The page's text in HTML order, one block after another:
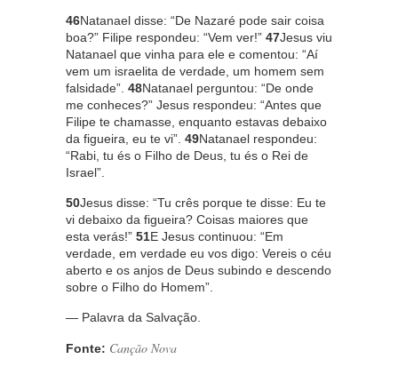
46Natanael disse: “De Nazaré pode sair coisa
boa?” Filipe respondeu: “Vem ver!” 47Jesus viu
Natanael que vinha para ele e comentou: “Aí
vem um israelita de verdade, um homem sem
falsidade”. 48Natanael perguntou: “De onde
me conheces?” Jesus respondeu: “Antes que
Filipe te chamasse, enquanto estavas debaixo
da figueira, eu te vi”. 49Natanael respondeu:
“Rabi, tu és o Filho de Deus, tu és o Rei de
Israel”.
50Jesus disse: “Tu crês porque te disse: Eu te
vi debaixo da figueira? Coisas maiores que
esta verás!” 51E Jesus continuou: “Em
verdade, em verdade eu vos digo: Vereis o céu
aberto e os anjos de Deus subindo e descendo
sobre o Filho do Homem”.
— Palavra da Salvação.
Fonte: Canção Nova